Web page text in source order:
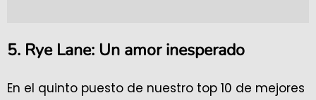
5. Rye Lane: Un amor inesperado
En el quinto puesto de nuestro top 10 de mejores